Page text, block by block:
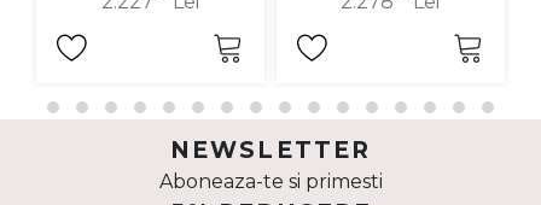
NEWSLETTER
Aboneaza-te si primesti